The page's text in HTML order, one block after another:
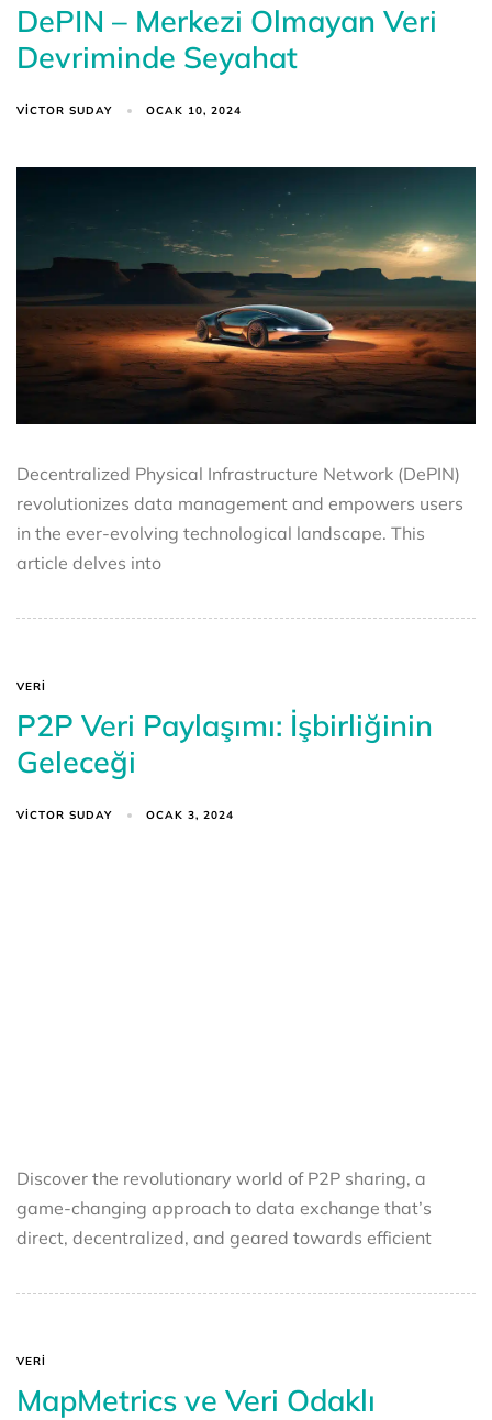
DePIN – Merkezi Olmayan Veri
Devriminde Seyahat
VICTOR SUDAY OCAK 10, 2024
Decentralized Physical Infrastructure Network (DePIN)
revolutionizes data management and empowers users
in the ever-evolving technological landscape. This
article delves into
VERI
P2P Veri Paylaşımı: İşbirliğinin
Geleceği
VICTOR SUDAY OCAK 3, 2024
Discover the revolutionary world of P2P sharing, a
game-changing approach to data exchange that’s
direct, decentralized, and geared towards efficient
VERI
MapMetrics ve Veri Odaklı